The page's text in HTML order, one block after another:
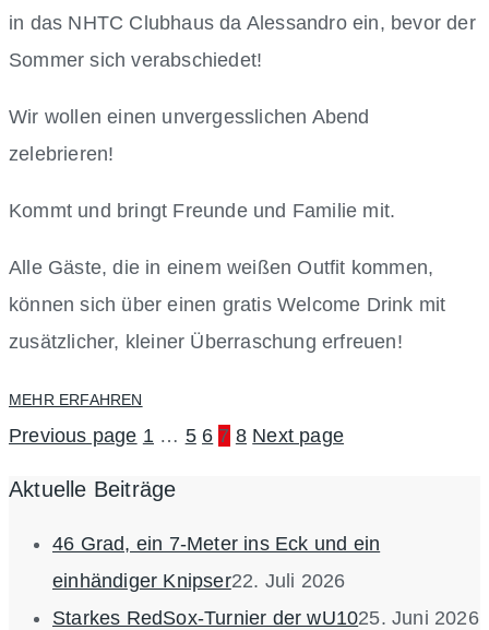
in das NHTC Clubhaus da Alessandro ein, bevor der
Sommer sich verabschiedet!
Wir wollen einen unvergesslichen Abend
zelebrieren!
Kommt und bringt Freunde und Familie mit.
Alle Gäste, die in einem weißen Outfit kommen,
können sich über einen gratis Welcome Drink mit
zusätzlicher, kleiner Überraschung erfreuen!
MEHR ERFAHREN
Previous page 1 … 5 6 7 8 Next page
Aktuelle Beiträge
46 Grad, ein 7-Meter ins Eck und ein
einhändiger Knipser22. Juli 2026
Starkes RedSox-Turnier der wU1025. Juni 2026